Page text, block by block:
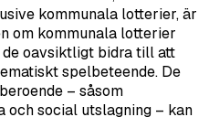
kommunala lotterier, är
om kommunala lotterier
oavsiktligt bidra till att
spelbeteende. De
– såsom
och social utslagning – kan